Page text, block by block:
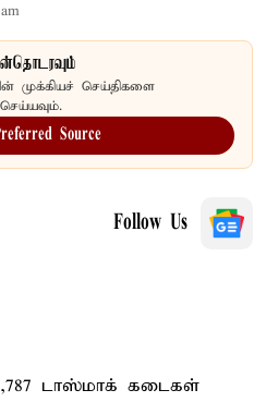
முக்கியச் செய்திகளை
Source
Follow Us
டாஸ்மாக் கடைகள்